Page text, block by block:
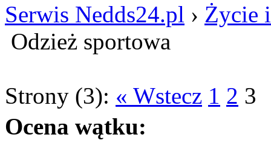
Serwis Nedds24.pl › Życie
Odzież sportowa
Strony (3): « Wstecz 1 2 3
Ocena wątku: